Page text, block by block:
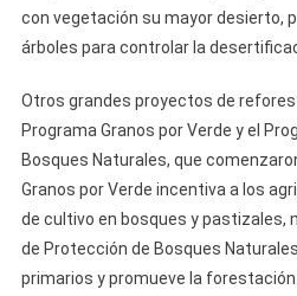
con vegetación su mayor desierto,
árboles para controlar la
Otros grandes proyectos de
Programa Granos por Verde y el
Bosques Naturales, que
Granos por Verde incentiva a los
de cultivo en bosques y pastizales,
de Protección de Bosques
primarios y promueve la